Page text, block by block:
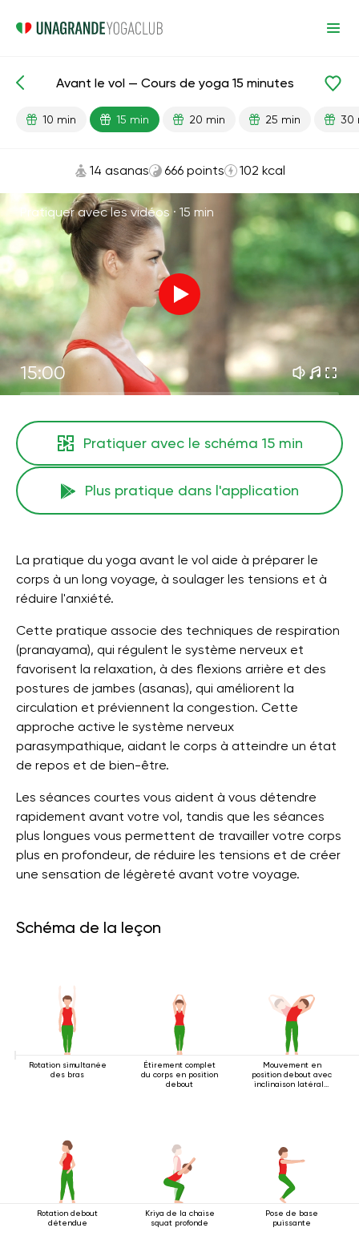
Leçons prêtes Voyage
Avant le vol — Cours de yoga 15 minutes
10 min 15 min 20 min 25 min 30
14 asanas 666 points 102 kcal
Pratiquer avec les vidéos · 15 min
15:00
Pratiquer avec le schéma 15 min
Plus pratique dans l'application
La pratique du yoga avant le vol aide à préparer le
corps à un long voyage, à soulager les tensions et à
réduire l'anxiété.
Cette pratique associe des techniques de respiration
(pranayama), qui régulent le système nerveux et
favorisent la relaxation, à des flexions arrière et des
postures de jambes (asanas), qui améliorent la
circulation et préviennent la congestion. Cette
approche active le système nerveux
parasympathique, aidant le corps à atteindre un état
de repos et de bien-être.
Les séances courtes vous aident à vous détendre
rapidement avant votre vol, tandis que les séances
plus longues vous permettent de travailler votre corps
plus en profondeur, de réduire les tensions et de créer
une sensation de légèreté avant votre voyage.
Schéma de la leçon
Rotation simultanée
des bras
Étirement complet
du corps en position
debout
Mouvement en
position debout avec
inclinaison latérale
Rotation debout
détendue
Kriya de la chaise
squat profonde
Pose de base
puissante